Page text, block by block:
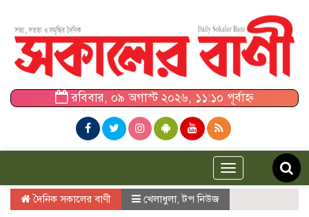
রবিবার, ০৯ অগাস্ট ২০২৬, ১১:১০ পূর্বাহ্ন
Toggle
navigation
দৈনিক সকালের বাণী খেলাধুলা,টপ নিউজ